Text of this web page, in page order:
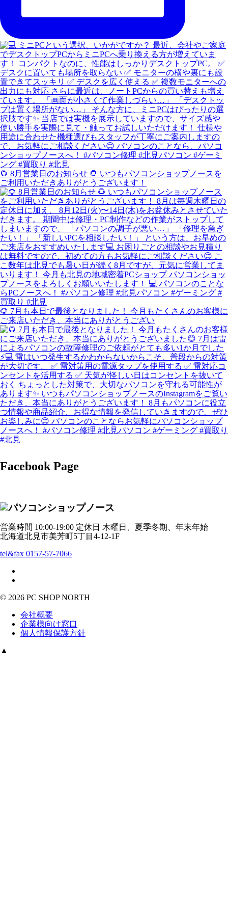
🌻 8月営業日のお知らせ 🌻 いつもパソコンショップノースを
ご利用いただきありがとうございます！
🌻 7月も本日で最後となりました！ 今月もたくさんのお客様に
ご来店いただき、本当にありがとうござい
Facebook Page
営業時間 10:00-19:00 定休日 木曜日、夏季冬期、年末年始
北海道北見市美芳町5丁目4-12-1F
tel&fax 0157-57-7066
© 2026 PC SHOP NORTH
会社概要
企業様向け窓口
個人情報保護方針
▲